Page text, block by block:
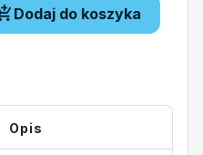
Dodaj do koszyka
Opis